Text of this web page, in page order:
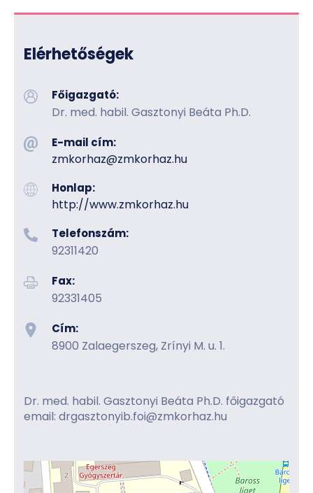
Elérhetőségek
Főigazgató:
Dr. med. habil. Gasztonyi Beáta Ph.D.
E-mail cím:
zmkorhaz@zmkorhaz.hu
Honlap:
http://www.zmkorhaz.hu
Telefonszám:
92311420
Fax:
92331405
Cím:
8900 Zalaegerszeg, Zrínyi M. u. 1.
Dr. med. habil. Gasztonyi Beáta Ph.D. főigazgató
email: drgasztonyib.foi@zmkorhaz.hu